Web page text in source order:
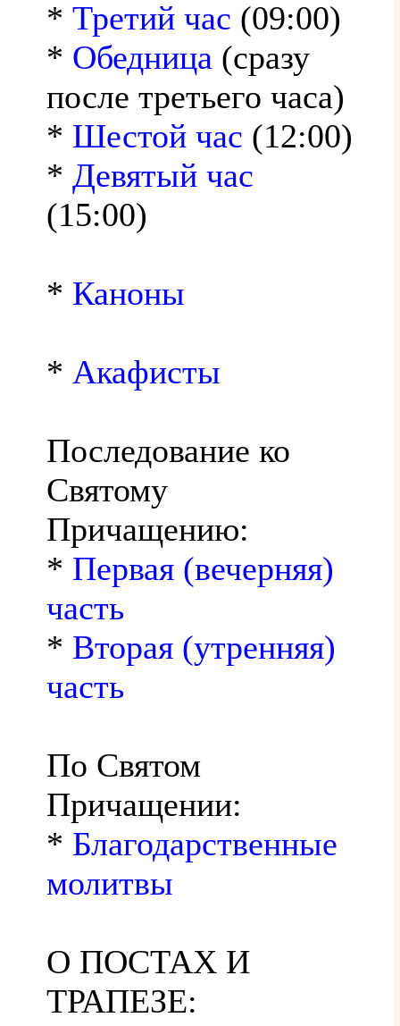
* Третий час (09:00)
* Обедница (сразу
после третьего часа)
* Шестой час (12:00)
* Девятый час
(15:00)
* Каноны
* Акафисты
Последование ко
Святому
Причащению:
* Первая (вечерняя)
часть
* Вторая (утренняя)
часть
По Святом
Причащении:
* Благодарственные
молитвы
О ПОСТАХ И
ТРАПЕЗЕ: